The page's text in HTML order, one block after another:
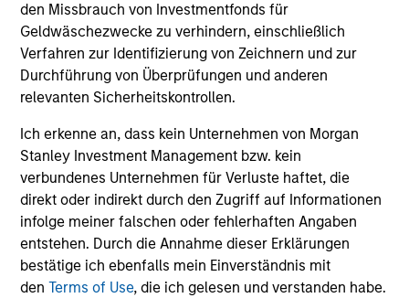
den Missbrauch von Investmentfonds für
Geldwäschezwecke zu verhindern, einschließlich
Verfahren zur Identifizierung von Zeichnern und zur
Durchführung von Überprüfungen und anderen
relevanten Sicherheitskontrollen.
Ich erkenne an, dass kein Unternehmen von Morgan
Stanley Investment Management bzw. kein
verbundenes Unternehmen für Verluste haftet, die
direkt oder indirekt durch den Zugriff auf Informationen
infolge meiner falschen oder fehlerhaften Angaben
entstehen. Durch die Annahme dieser Erklärungen
bestätige ich ebenfalls mein Einverständnis mit
denTerms of Use, die ich gelesen und verstanden habe.
Die Identifizierung günstig bewerteter
Unternehmen mit starken Fundamentaldaten
kombiniert mit der Möglichkeit zur langfristigen
Kapitalvermehrung, hat das Potenzial, attraktive
Renditen für die Aktionäre zu erzielen.